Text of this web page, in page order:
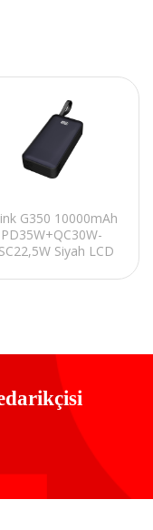
G350 10000mAh
PD35W+QC30W-
Siyah LCD
Cihazı Powerbank